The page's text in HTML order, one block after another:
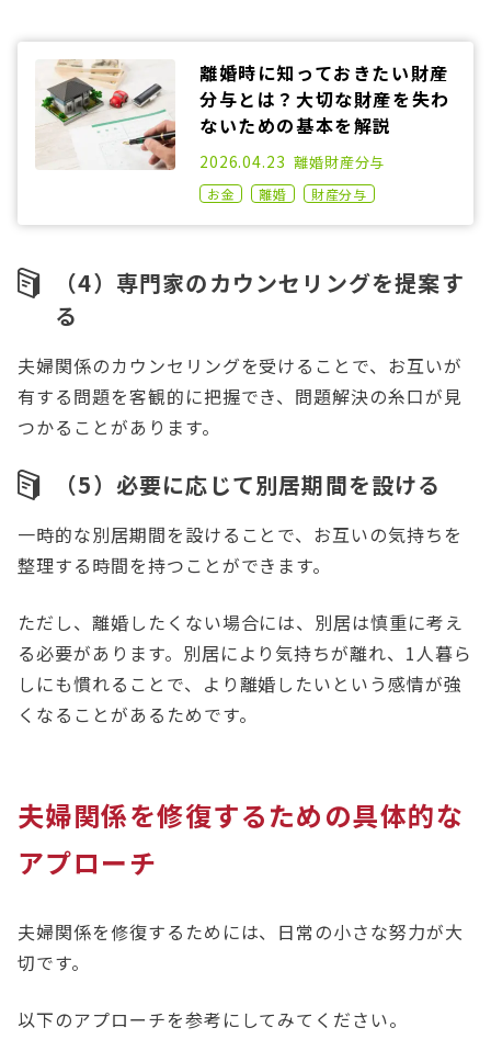
離婚時に知っておきたい財産
分与とは？大切な財産を失わ
ないための基本を解説
2020.11.02
2026.04.23 離婚財産分与
お金 離婚 財産分与
（4）専門家のカウンセリングを提案す
る
夫婦関係のカウンセリングを受けることで、お互いが
有する問題を客観的に把握でき、問題解決の糸口が見
つかることがあります。
（5）必要に応じて別居期間を設ける
一時的な別居期間を設けることで、お互いの気持ちを
整理する時間を持つことができます。
ただし、離婚したくない場合には、別居は慎重に考え
る必要があります。別居により気持ちが離れ、1人暮ら
しにも慣れることで、より離婚したいという感情が強
くなることがあるためです。
夫婦関係を修復するための具体的な
アプローチ
夫婦関係を修復するためには、日常の小さな努力が大
切です。
以下のアプローチを参考にしてみてください。